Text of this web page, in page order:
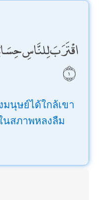
اقْتَرَبَ لِلنَّاسِ
นุษย์ได้ใกล้เขา
นสภาพหลงลืม